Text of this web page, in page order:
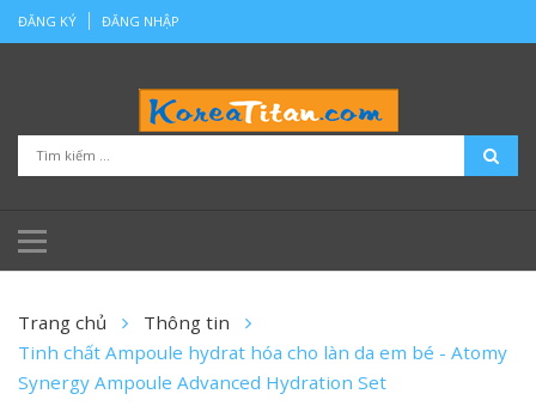
ĐĂNG KÝ ĐĂNG NHẬP
Trang chủ
Thông tin
Tinh chất Ampoule hydrat hóa cho làn da em bé - Atomy
Synergy Ampoule Advanced Hydration Set